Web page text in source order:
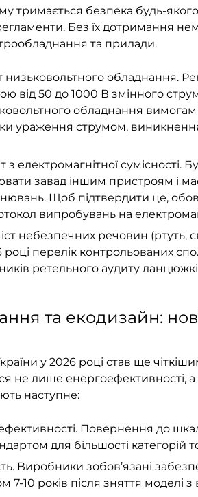
тримається безпека будь-
Без їх дотримання
та прилади.
низьковольтного обладнання.
від 50 до 1000 В змінного
обладнання
ураження струмом,
з електромагнітної сумісності.
завад іншим пристроям і
Щоб підтвердити це,
випробувань на
небезпечних речовин (ртуть,
році перелік контрольованих
ретельного аудиту
та екодизайн:
у 2026 році став ще
не лише енергоефективності,
наступне:
Повернення до
для більшості категорій
Виробники зобов’язані
7-10 років після зняття моделі